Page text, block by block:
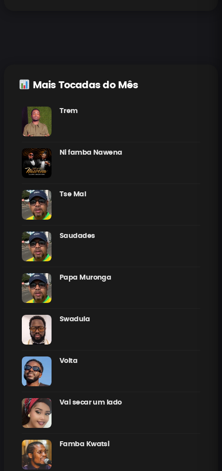
Mais Tocadas do Mês
Trem
Ni famba Nawena
Tse Mal
Saudades
Papa Muronga
Swadula
Volta
Vai secar um lado
Famba Kwatsi